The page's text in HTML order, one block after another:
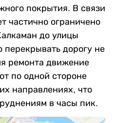
покрытия. В связи
частично ограничено
до улицы
дорогу не
ремонта движение
по одной стороне
направлениях, что
в часы пик.